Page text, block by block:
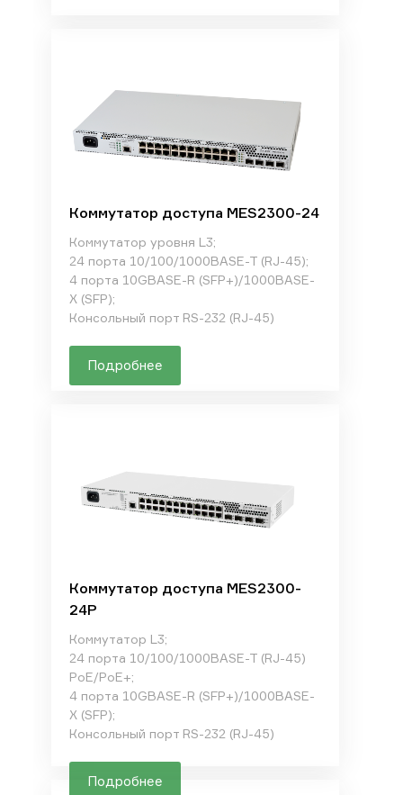
Коммутатор доступа MES2300-24
Коммутатор уровня L3;
24 порта 10/100/1000BASE-T (RJ-45);
4 порта 10GBASE-R (SFP+)/1000BASE-
X (SFP);
Консольный порт RS-232 (RJ-45)
Подробнее
Коммутатор доступа MES2300-
24P
Коммутатор L3;
24 порта 10/100/1000BASE-T (RJ-45)
PoE/PoE+;
4 порта 10GBASE-R (SFP+)/1000BASE-
X (SFP);
Консольный порт RS-232 (RJ-45)
Подробнее